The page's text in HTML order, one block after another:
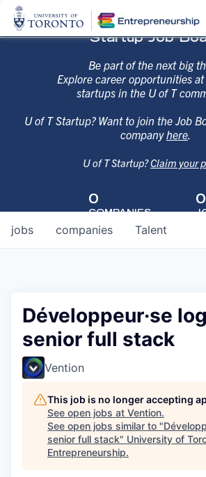
Startup Job
Be part of the next big
Explore career opportunities
startups in the U of T
U of T Startup? Want to join the Job
companyhere.
U of T Startup?Claim your
0
COMPANIES
0
jobs companies Talent
Développeur·se
senior full stack
Vention
This job is no longer accepting
See open jobs at Vention.
See open jobs similar to "
senior full stack" University of
Entrepreneurship.